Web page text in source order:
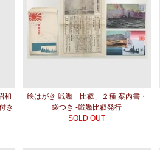
和
き
絵はがき 戦艦「比叡」２種 案内書・
袋つき -戦艦比叡発行
SOLD OUT